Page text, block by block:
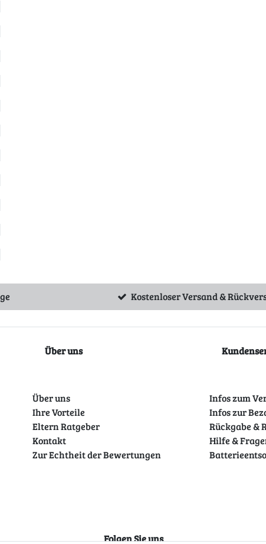
Kostenloser Versand &
Über uns
Über uns
Ihre Vorteile
Eltern Ratgeber
Kontakt
Zur Echtheit der Bewertungen
Infos zum
Infos zur
Rückgabe &
Hilfe &
Folgen Sie uns